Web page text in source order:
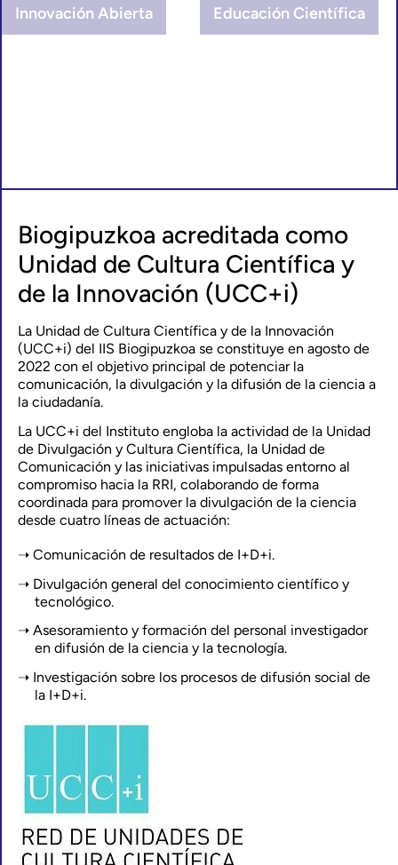
Innovación Abierta Educación Científica
Biogipuzkoa acreditada como
Unidad de Cultura Científica y
de la Innovación (UCC+i)
La Unidad de Cultura Científica y de la Innovación
(UCC+i) del IIS Biogipuzkoa se constituye en agosto de
2022 con el objetivo principal de potenciar la
comunicación, la divulgación y la difusión de la ciencia a
la ciudadanía.
La UCC+i del Instituto engloba la actividad de la Unidad
de Divulgación y Cultura Científica, la Unidad de
Comunicación y las iniciativas impulsadas entorno al
compromiso hacia la RRI, colaborando de forma
coordinada para promover la divulgación de la ciencia
desde cuatro líneas de actuación:
Comunicación de resultados de I+D+i.
Divulgación general del conocimiento científico y
tecnológico.
Asesoramiento y formación del personal investigador
en difusión de la ciencia y la tecnología.
Investigación sobre los procesos de difusión social de
la I+D+i.